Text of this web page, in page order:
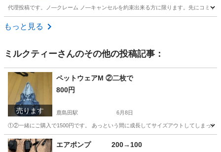
代理投稿です。ノ―クレーム ノ―キャンセルを約束出来る方に限ります。先にコミッ
神奈川 伊勢原市
もっと見る
ミルクティーさんのその他の投稿記事：
売ります
ペットウェアM ②二枚で
800円
鹿島田駅 6月8日
①②一緒にご購入で1500円です。 あっという間に成長してサイズアウトしてしまった
神奈川 川崎市 鹿島田駅
エアポンプ 200→100